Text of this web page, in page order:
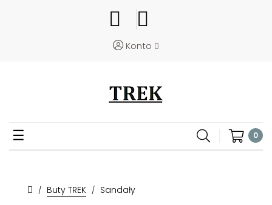
Konto
Toggle
☰ 0
Buty TREK Sandały